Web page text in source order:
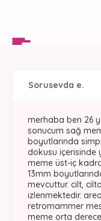
Sorusevda e.
merhaba ben 26
sonucum sağ
boyutlarında
dokusu içerisinde
meme üst-iç
13mm
mevcuttur. cilt,
izlenmektedir.
retromammer
meme orta